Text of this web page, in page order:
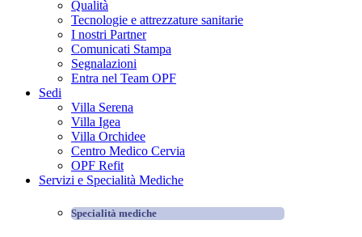
Qualità
Tecnologie e attrezzature sanitarie
I nostri Partner
Comunicati Stampa
Segnalazioni
Entra nel Team OPF
Sedi
Villa Serena
Villa Igea
Villa Orchidee
Centro Medico Cervia
OPF Refit
Servizi e Specialità Mediche
Specialità mediche